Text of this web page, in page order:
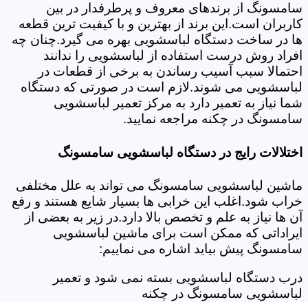
سامسونگ از برندهای معروف و پرطرفدار در بین
کاربران است.این برند از بهترین و با کیفیت ترین قطعه
ها در ساخت دستگاه لباسشویی بهره می گیرد.چنان چه
افراد روش درست استفاده از لباسشویی را ندانند
احتمالا سبب آسیب رساندن به برخی از قطعات در
لباسشویی می شوند.لازم است در صورتی که دستگاه
شما نیاز به تعمیر دارد به مرکز تعمیر لباسشویی
سامسونگ در چکنه مراجعه نمایید.
اختلالات رایج در دستگاه لباسشویی سامسونگ
ماشین لباسشویی سامسونگ می تواند به علل مختلفی
خراب شود.اغلب این خرابی ها بسیار شایع هستند و رفع
آن ها نیاز به علم و تخصص بالا دارد.در زیر به بعضی از
ایراداتی که ممکن است برای ماشین لباسشویی
سامسونگ پیش بیاید اشاره می نماییم:
درب دستگاه لباسشویی بسته نمی شود و تعمیر
لباسشویی سامسونگ در چکنه